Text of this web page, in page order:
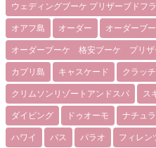
ウェディングブーケ プリザーブドフ
オアフ島 オーダー オーダーブ
オーダーブーケ 格安ブーケ プリザ
カプリ島 キャスケード クラッ
クリムソンリゾートアンドスパ ス
ダイビング ドゥオーモ ナチュ
ハワイ バス パラオ フィレン